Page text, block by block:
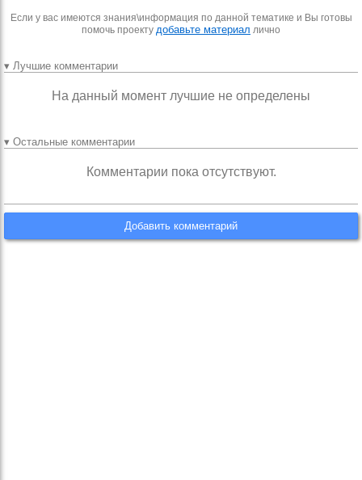
Если у вас имеются знания\информация по данной тематике и Вы готовы
помочь проекту добавьте материал лично
▾ Лучшие комментарии
На данный момент лучшие не определены
▾ Остальные комментарии
Комментарии пока отсутствуют.
Добавить комментарий